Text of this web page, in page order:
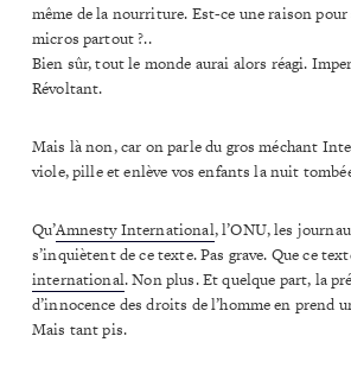
même de la nourriture. Est-ce une raison
micros partout ?..
Bien sûr, tout le monde aurai alors réagi.
Révoltant.
Mais là non, car on parle du gros méchant
viole, pille et enlève vos enfants la nuit
Qu’Amnesty International, l’ONU, les
s’inquiètent de ce texte. Pas grave. Que ce
international. Non plus. Et quelque part, la
d’innocence des droits de l’homme en prend
Mais tant pis.